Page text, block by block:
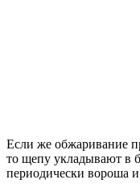
Если же обжаривание
то щепу укладывают в
периодически вороша и